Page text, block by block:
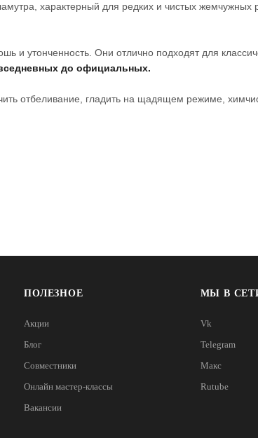
характерный для редких и чистых жемчужных
и утонченность. Они отлично подходят для
до официальных.
отбеливание, гладить на щадящем режиме,
ПОЛЕЗНОЕ
Акции
Блог
Совместники
Онлайн мастер-классы
Вакансии
МЫ В
Vk
Telegram
Макс
Rutube